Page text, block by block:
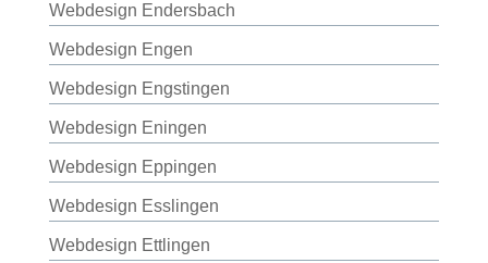
Webdesign Endersbach
Webdesign Engen
Webdesign Engstingen
Webdesign Eningen
Webdesign Eppingen
Webdesign Esslingen
Webdesign Ettlingen